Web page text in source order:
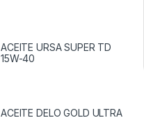
ACEITE URSA SUPER TD
15W-40
ACEITE DELO GOLD ULTRA